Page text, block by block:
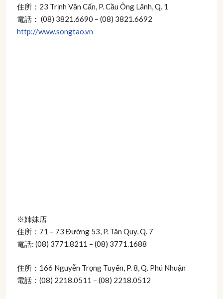
住所：23 Trịnh Văn Cấn, P. Cầu Ông Lãnh, Q. 1
電話： (08) 3821.6690 – (08) 3821.6692
http://www.songtao.vn
※姉妹店
住所：71 – 73 Đường 53, P. Tân Quy, Q. 7
電話: (08) 3771.8211 – (08) 3771.1688
住所：166 Nguyễn Trọng Tuyển, P. 8, Q. Phú Nhuận
電話：(08) 2218.0511 – (08) 2218.0512